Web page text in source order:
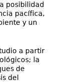
posibilidad
pacífica,
y un
a partir
la
de
del